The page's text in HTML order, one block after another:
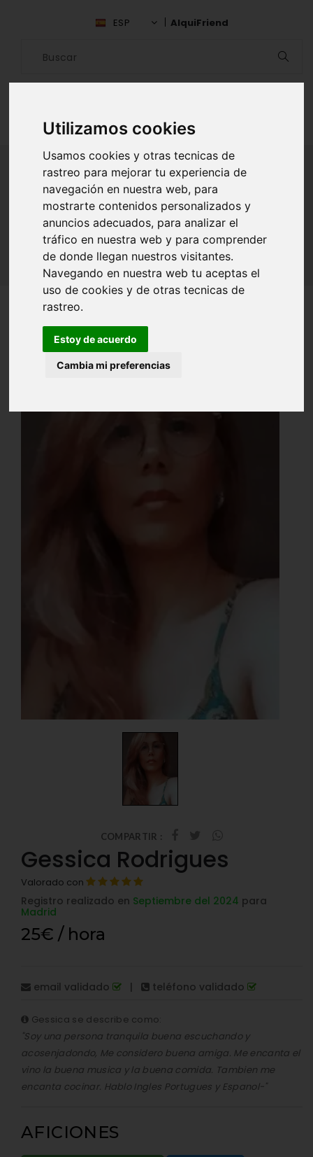
Utilizamos cookies
Usamos cookies y otras tecnicas de
rastreo para mejorar tu experiencia de
navegación en nuestra web, para
mostrarte contenidos personalizados y
anuncios adecuados, para analizar el
tráfico en nuestra web y para comprender
de donde llegan nuestros visitantes.
Navegando en nuestra web tu aceptas el
uso de cookies y de otras tecnicas de
rastreo.
Estoy de acuerdo
Cambia mi preferencias
ESP AlquiFriend
ALQUILAR AMIGO
Inicio Amigos Madrid Gessica Rodrigues
COMPARTIR :
Gessica Rodrigues
Valorado con
Registro realizado en Septiembre del 2024 para
Madrid
25€ / hora
email validado | teléfono validado
Gessica se describe como:
"Soy una persona tranquila buena escuchando y
acosenjadondo, Me considero buena amiga. Me encanta el
vino la buena musica y la buena comida. Tambien me
encanta cocinar. Hablo Ingles Portugues y Espanol-"
AFICIONES